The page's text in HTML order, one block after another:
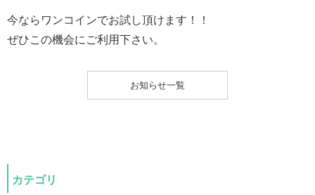
今ならワンコインでお試し頂けます！！
ぜひこの機会にご利用下さい。
お知らせ一覧
カテゴリ